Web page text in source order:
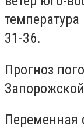
31-36.
Прогноз
Переменная